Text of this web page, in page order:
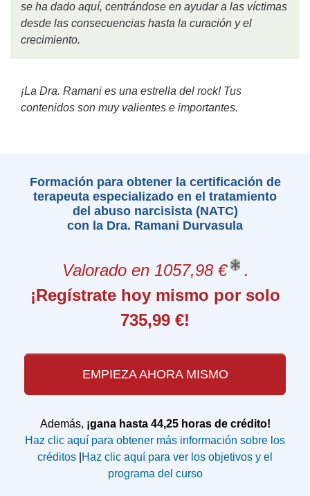
se ha dado aquí, centrándose en ayudar a las víctimas
desde las consecuencias hasta la curación y el
crecimiento.
¡La Dra. Ramani es una estrella del rock! Tus
contenidos son muy valientes e importantes.
Formación para obtener la certificación de
terapeuta especializado en el tratamiento
del abuso narcisista (NATC)
con la Dra. Ramani Durvasula
Valorado en 1057,98 €
.
¡Regístrate hoy mismo por solo
735,99 €!
EMPIEZA AHORA MISMO
Además, ¡gana hasta 44,25 horas de crédito!
Haz clic aquí para obtener más información sobre los
créditos Haz clic aquí para ver los objetivos y el
programa del curso